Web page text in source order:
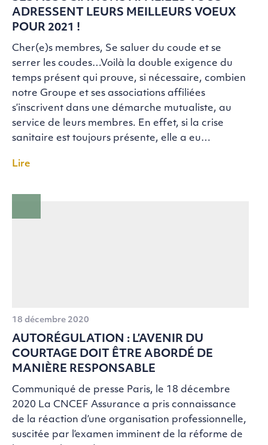
ADRESSENT LEURS MEILLEURS VOEUX
POUR 2021 !
Cher(e)s membres, Se saluer du coude et se
serrer les coudes…Voilà la double exigence du
temps présent qui prouve, si nécessaire, combien
notre Groupe et ses associations affiliées
s’inscrivent dans une démarche mutualiste, au
service de leurs membres. En effet, si la crise
sanitaire est toujours présente, elle a eu…
Lire
18 décembre 2020
AUTORÉGULATION : L’AVENIR DU
COURTAGE DOIT ÊTRE ABORDÉ DE
MANIÈRE RESPONSABLE
Communiqué de presse Paris, le 18 décembre
2020 La CNCEF Assurance a pris connaissance
de la réaction d’une organisation professionnelle,
suscitée par l’examen imminent de la réforme de